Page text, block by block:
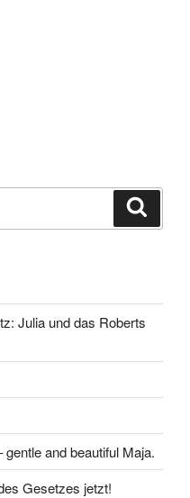
Julia und das Roberts
and beautiful Maja.
Gesetzes jetzt!